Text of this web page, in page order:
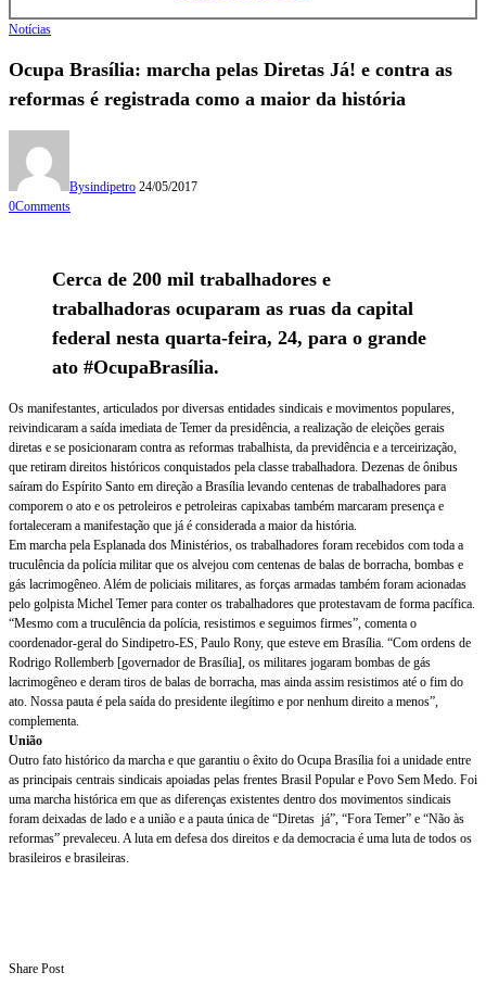
Notícias
Ocupa Brasília: marcha pelas Diretas Já! e contra as
reformas é registrada como a maior da história
Bysindipetro 24/05/2017
0Comments
Cerca de 200 mil trabalhadores e
trabalhadoras ocuparam as ruas da capital
federal nesta quarta-feira, 24, para o grande
ato #OcupaBrasília.
Os manifestantes, articulados por diversas entidades sindicais e movimentos populares,
reivindicaram a saída imediata de Temer da presidência, a realização de eleições gerais
diretas e se posicionaram contra as reformas trabalhista, da previdência e a terceirização,
que retiram direitos históricos conquistados pela classe trabalhadora. Dezenas de ônibus
saíram do Espírito Santo em direção a Brasília levando centenas de trabalhadores para
comporem o ato e os petroleiros e petroleiras capixabas também marcaram presença e
fortaleceram a manifestação que já é considerada a maior da história.
Em marcha pela Esplanada dos Ministérios, os trabalhadores foram recebidos com toda a
truculência da polícia militar que os alvejou com centenas de balas de borracha, bombas e
gás lacrimogêneo. Além de policiais militares, as forças armadas também foram acionadas
pelo golpista Michel Temer para conter os trabalhadores que protestavam de forma pacífica.
“Mesmo com a truculência da polícia, resistimos e seguimos firmes”, comenta o
coordenador-geral do Sindipetro-ES, Paulo Rony, que esteve em Brasília. “Com ordens de
Rodrigo Rollemberb [governador de Brasília], os militares jogaram bombas de gás
lacrimogêneo e deram tiros de balas de borracha, mas ainda assim resistimos até o fim do
ato. Nossa pauta é pela saída do presidente ilegítimo e por nenhum direito a menos”,
complementa.
União
Outro fato histórico da marcha e que garantiu o êxito do Ocupa Brasília foi a unidade entre
as principais centrais sindicais apoiadas pelas frentes Brasil Popular e Povo Sem Medo. Foi
uma marcha histórica em que as diferenças existentes dentro dos movimentos sindicais
foram deixadas de lado e a união e a pauta única de “Diretas já”, “Fora Temer” e “Não às
reformas” prevaleceu. A luta em defesa dos direitos e da democracia é uma luta de todos os
brasileiros e brasileiras.
Share Post